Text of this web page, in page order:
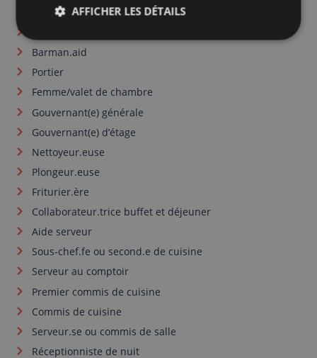
Sommelier.ère
Barman.aid
Portier
Femme/valet de chambre
Gouvernant(e) générale
Gouvernant(e) d’étage
Nettoyeur.euse
Plongeur.euse
Friturier.ère
Collaborateur.trice buffet et déjeuner
Aide serveur
Sous-chef.fe ou second.e de cuisine
Serveur au comptoir
Premier commis de cuisine
Commis de cuisine
Serveur.se ou commis de salle
Réceptionniste de nuit
AFFICHER LES DÉTAILS